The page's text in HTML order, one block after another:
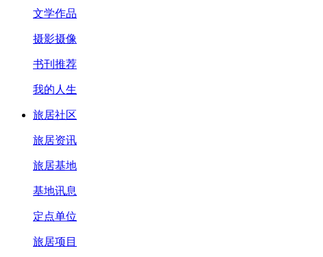
文学作品
摄影摄像
书刊推荐
我的人生
旅居社区
旅居资讯
旅居基地
基地讯息
定点单位
旅居项目